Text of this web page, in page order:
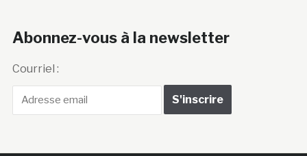
Abonnez-vous à la newsletter
Courriel :